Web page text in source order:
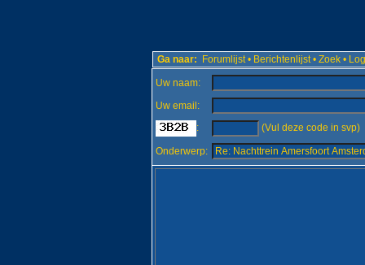
Ga naar: Forumlijst • Berichtenlijst • Zoek •
Uw naam:
Uw email:
:
(Vul deze code in svp)
Onderwerp: